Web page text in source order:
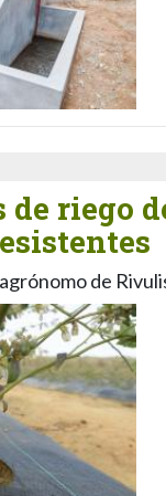
de riego
de